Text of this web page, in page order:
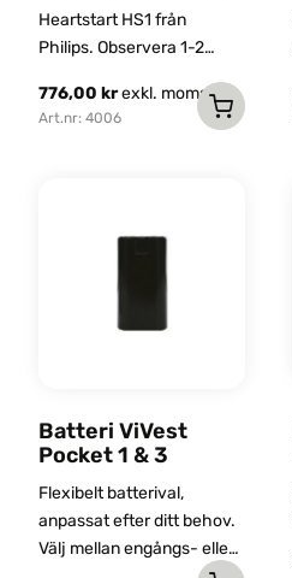
Heartstart HS1 från
Philips. Observera 1-2
776,00krexkl. moms
Art.nr: 4006
Batteri ViVest
Pocket 1 & 3
Flexibelt batterival,
anpassat efter ditt behov.
Välj mellan engångs- eller